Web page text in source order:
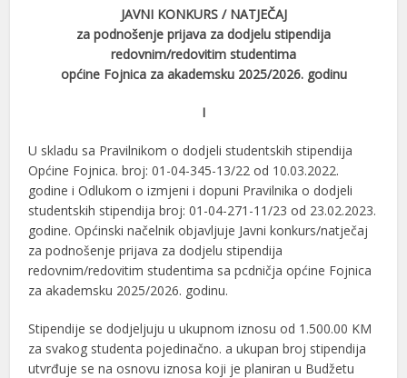
JAVNI KONKURS / NATJEČAJ
za podnošenje prijava za dodjelu stipendija
redovnim/redovitim studentima
općine Fojnica za akademsku 2025/2026. godinu
I
U skladu sa Pravilnikom o dodjeli studentskih stipendija
Općine Fojnica. broj: 01-04-345-13/22 od 10.03.2022.
godine i Odlukom o izmjeni i dopuni Pravilnika o dodjeli
studentskih stipendija broj: 01-04-271-11/23 od 23.02.2023.
godine. Općinski načelnik objavljuje Javni konkurs/natječaj
za podnošenje prijava za dodjelu stipendija
redovnim/redovitim studentima sa pcdničja općine Fojnica
za akademsku 2025/2026. godinu.
Stipendije se dodjeljuju u ukupnom iznosu od 1.500.00 KM
za svakog studenta pojedinačno. a ukupan broj stipendija
utvrđuje se na osnovu iznosa koji je planiran u Budžetu